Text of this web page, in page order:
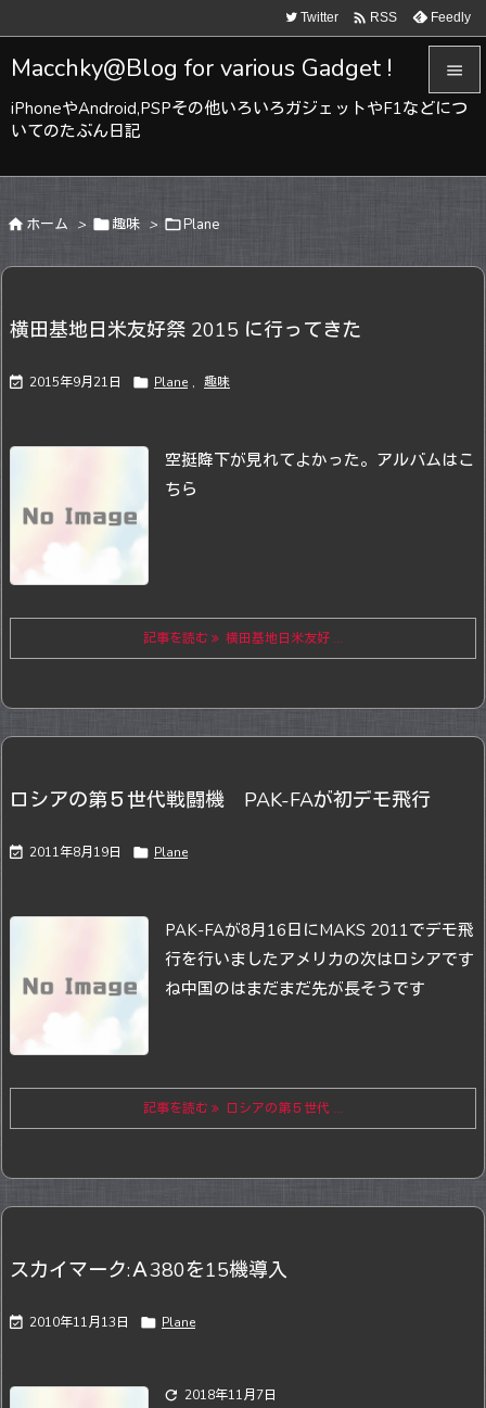
Macchky@Blog for various Gadget !
iPhoneやAndroid,PSPその他いろいろガジェットやF1などにつ
いてのたぶん日記



Twitter  RSS Feedly
 ホーム > 趣味 > Plane
横田基地日米友好祭 2015 に行ってきた
 2015年9月21日  Plane , 趣味
空挺降下が見れてよかった。 アルバムはこ
ちら
記事を読む 横田基地日米友好 ...
ロシアの第５世代戦闘機 PAK-FAが初デモ飛行
 2011年8月19日  Plane
PAK-FAが8月16日にMAKS 2011でデモ飛
行を行いましたアメリカの次はロシアです
ね中国のはまだまだ先が長そうです
記事を読む ロシアの第５世代 ...
スカイマーク:Ａ380を15機導入
 2010年11月13日  Plane
 2018年11月7日